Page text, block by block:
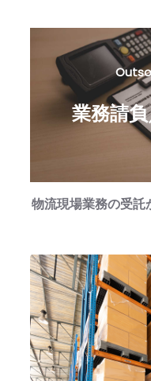
業務請
物流現場業務の受